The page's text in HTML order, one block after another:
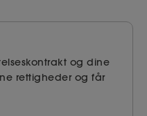
og dine
rettigheder og får